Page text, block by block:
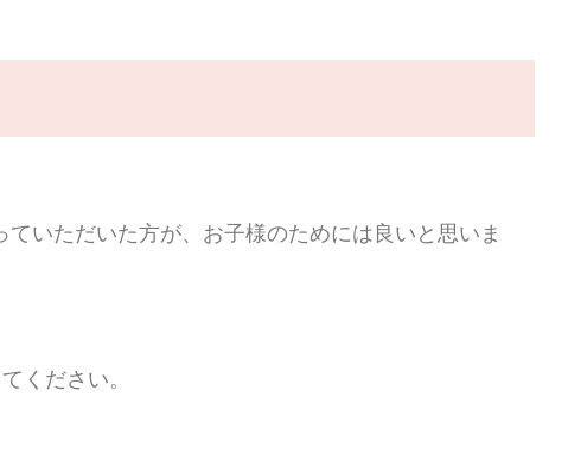
いただいた方が、お子様のためには良いと思いま
ください。